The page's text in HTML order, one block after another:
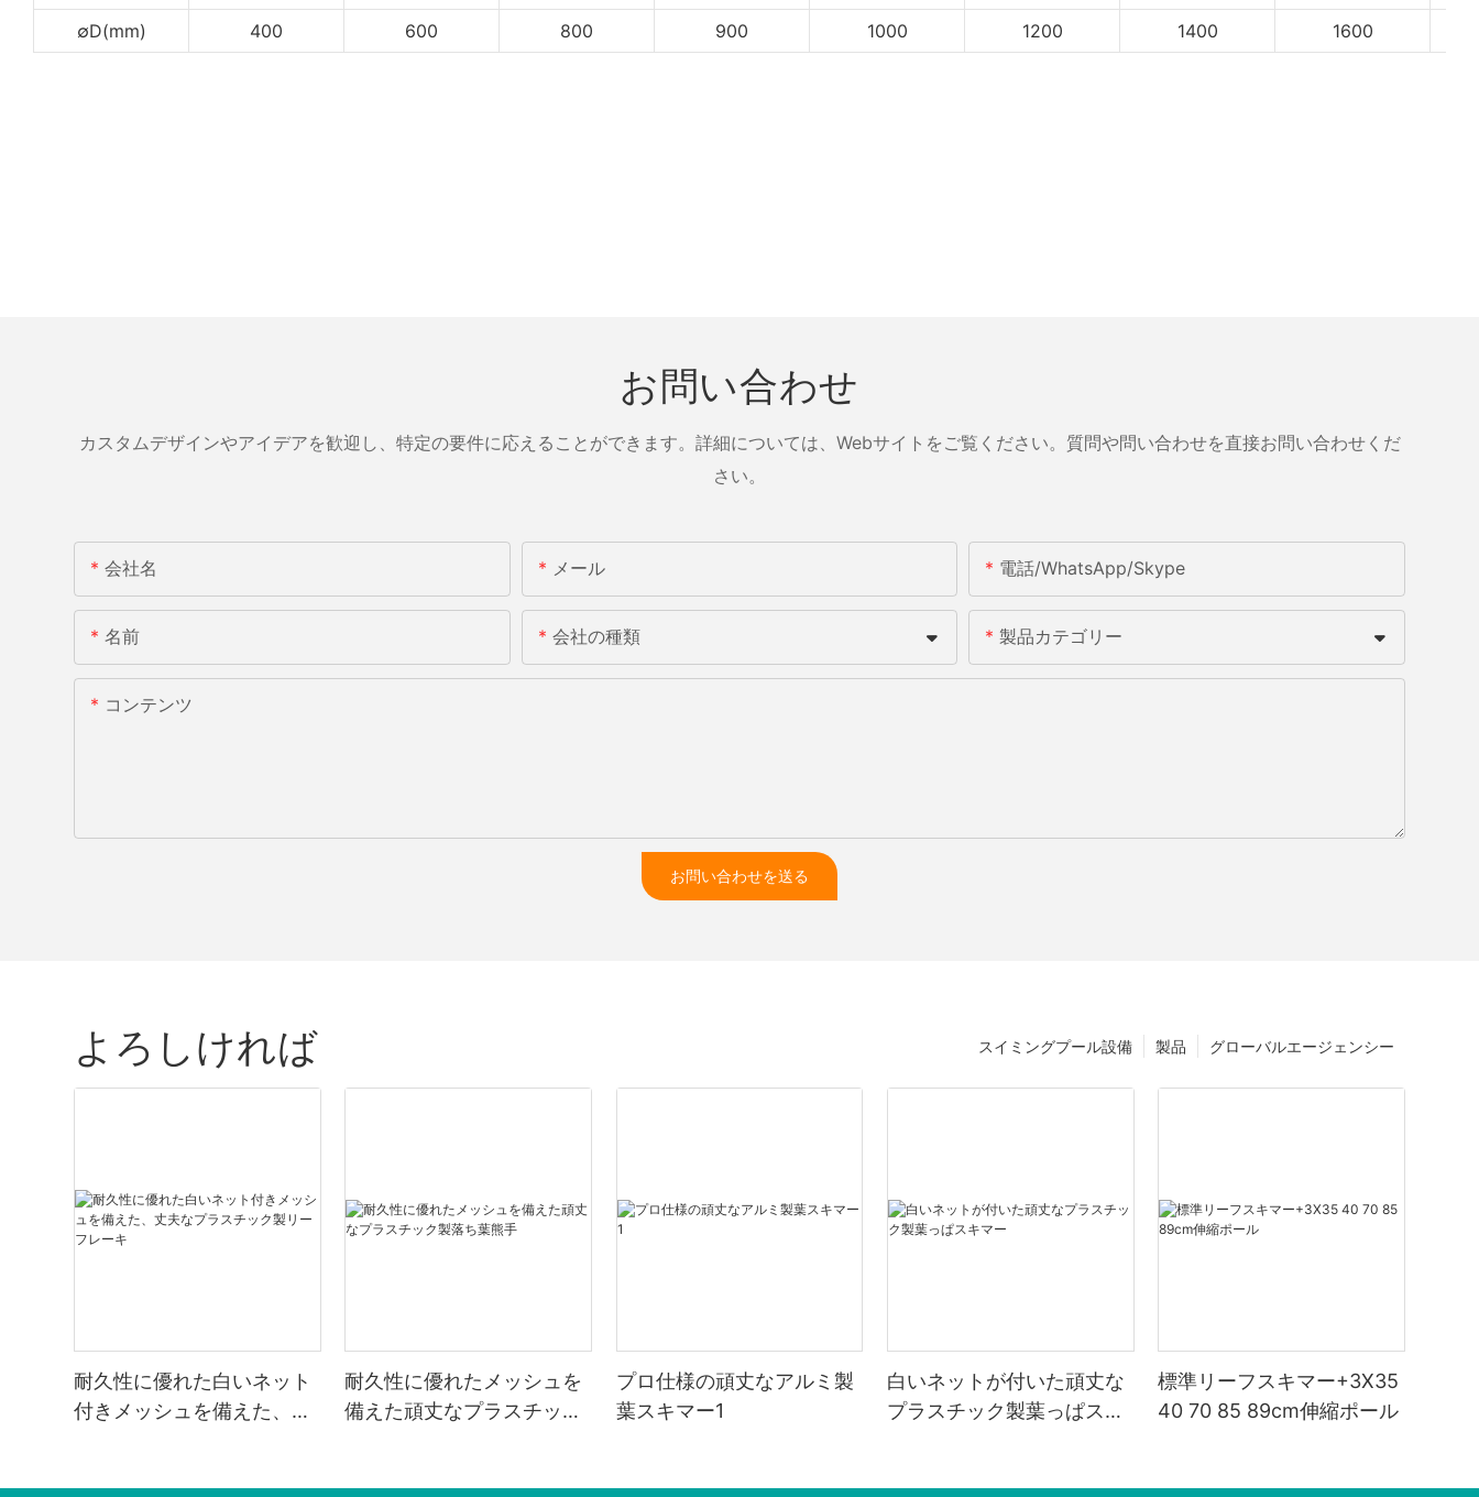
∅D(mm)
400 600 800 900 1000 1200 1400 1600
お問い合わせ
カスタムデザインやアイデアを歓迎し、特定の要件に応えることができます。詳細については、Webサイトをご覧ください。質問や問い合わせを直接お問い合わせくだ
さい。
会社名 メール 電話/WhatsApp/Skype
名前 会社の種類 製品カテゴリー
コンテンツ
お問い合わせを送る
よろしければ グローバルエージェンシー
製品
スイミングプール設備
耐久性に優れた白いネット
付きメッシュを備えた、丈
耐久性に優れたメッシュを
備えた頑丈なプラスチック
プロ仕様の頑丈なアルミ製
葉スキマー1
白いネットが付いた頑丈な
プラスチック製葉っぱスキ
標準リーフスキマー+3X35
40 70 85 89cm伸縮ポール